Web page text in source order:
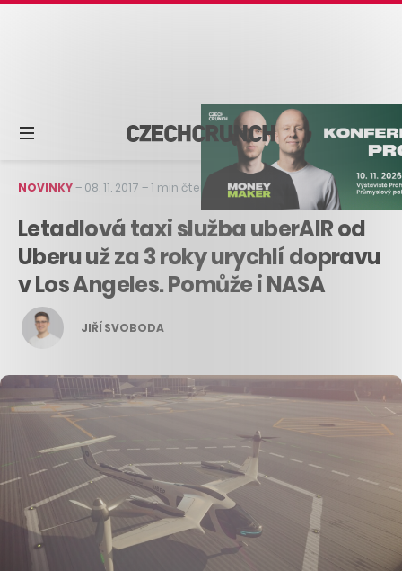
NOVINKY– 08. 11. 2017 –1 min čtení
Letadlová taxi služba uberAIR od
Uberu už za 3 roky urychlí dopravu
v Los Angeles. Pomůže i NASA
JIŘÍ SVOBODA